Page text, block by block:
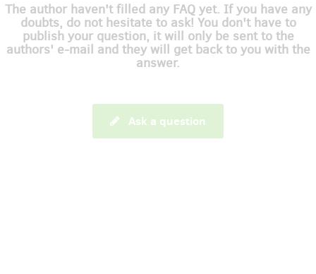
The author haven't filled any FAQ yet. If you have any
doubts, do not hesitate to ask! You don't have to
publish your question, it will only be sent to the
authors' e-mail and they will get back to you with the
answer.
Ask a question